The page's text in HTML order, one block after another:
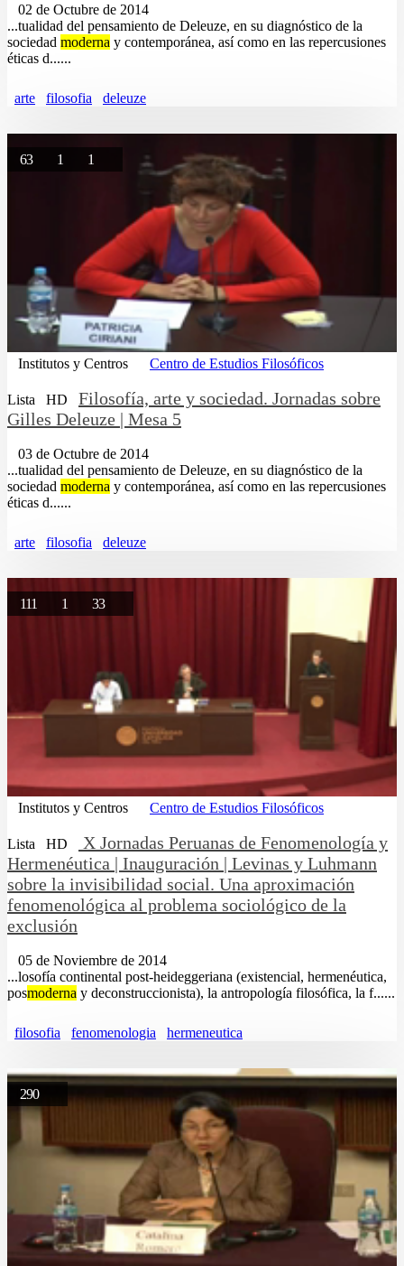
02 de Octubre de 2014
...tualidad del pensamiento de Deleuze, en su diagnóstico de la
sociedad moderna y contemporánea, así como en las repercusiones
éticas d......
arte filosofia deleuze
63 1 1
Institutos y Centros Centro de Estudios Filosóficos
Lista HD
Filosofía, arte y sociedad. Jornadas sobre
Gilles Deleuze | Mesa 5
03 de Octubre de 2014
...tualidad del pensamiento de Deleuze, en su diagnóstico de la
sociedad moderna y contemporánea, así como en las repercusiones
éticas d......
arte filosofia deleuze
111 1 33
Institutos y Centros Centro de Estudios Filosóficos
Lista HD
X Jornadas Peruanas de Fenomenología y
Hermenéutica | Inauguración | Levinas y Luhmann
sobre la invisibilidad social. Una aproximación
fenomenológica al problema sociológico de la
exclusión
05 de Noviembre de 2014
...losofía continental post-heideggeriana (existencial, hermenéutica,
posmoderna y deconstruccionista), la antropología filosófica, la f......
filosofia fenomenologia hermeneutica
290